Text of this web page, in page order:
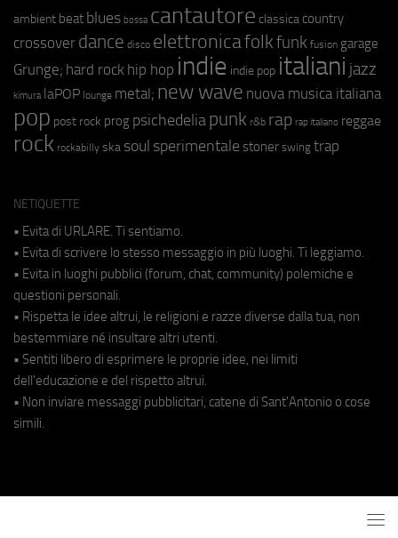
ambient beat blues bossa cantautore classica country
crossover dance disco elettronicafolkfunk fusion garage
Grunge; hard rock hip hop indie indie pop italiani jazz
kimura laPOP lounge metal; new wave nuova musica italiana
pop post rock prog psichedeliapunk r&b rap rap italiano reggae
rock rockabilly ska soul sperimentale stoner swing trap
NETIQUETTE
• Evita di URLARE. Ti sentiamo.
• Evita di scrivere lo stesso messaggio in più luoghi. Ti leggiamo.
• Evita in luoghi pubblici (forum, chat, community) polemiche e
questioni personali.
• Rispetta le idee altrui, le religioni e razze diverse dalla tua, non
bestemmiare né insultare altri utenti.
• Sentiti libero di esprimere le proprie idee, nei limiti
dell'educazione e del rispetto altrui.
• Non inviare messaggi pubblicitari, catene di Sant'Antonio o cose
simili.